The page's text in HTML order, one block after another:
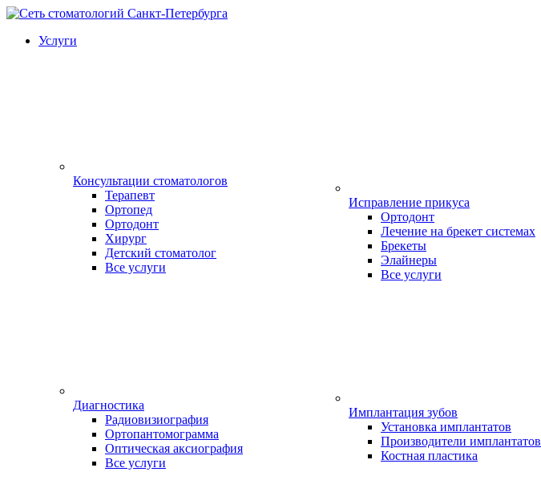
Услуги
Консультации стоматологов
Терапевт
Ортопед
Ортодонт
Хирург
Детский стоматолог
Все услуги
Диагностика
Радиовизиография
Ортопантомограмма
Оптическая аксиография
Все услуги
Исправление прикуса
Ортодонт
Лечение на брекет системах
Брекеты
Элайнеры
Все услуги
Имплантация зубов
Установка имплантатов
Производители имплантатов
Костная пластика